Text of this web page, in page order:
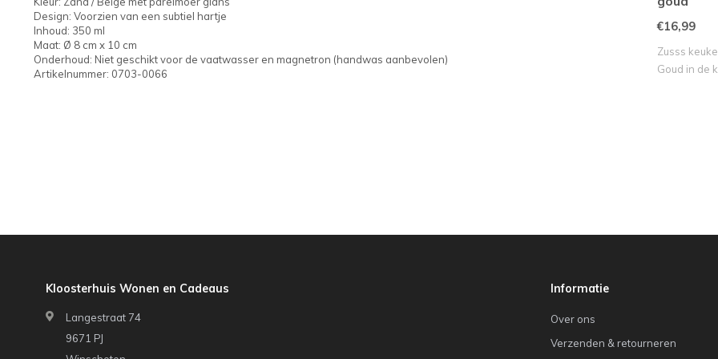
Design: Voorzien van een subtiel hartje
Inhoud: 350 ml
Maat: Ø 8 cm x 10 cm
Onderhoud: Niet geschikt voor de vaatwasser en magnetron (handwas aanbevolen)
Artikelnummer: 0703-0066
€16,99
Zusss
Goud in de
Kloosterhuis Wonen en Cadeaus
Langestraat 74
9671 PJ
Informatie
Over ons
Verzenden & retourneren